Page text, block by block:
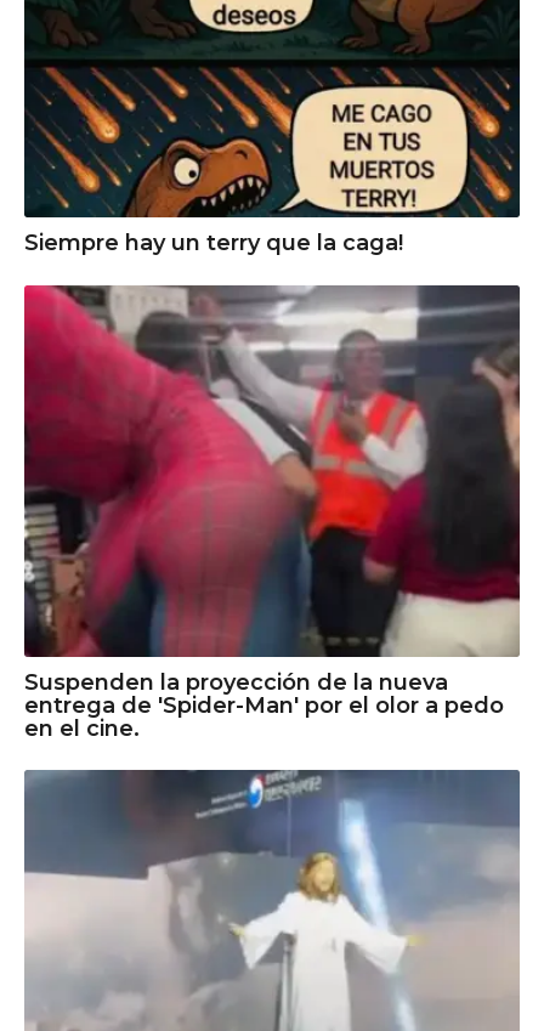
Siempre hay un terry que la caga!
Suspenden la proyección de la nueva
entrega de 'Spider-Man' por el olor a pedo
en el cine.